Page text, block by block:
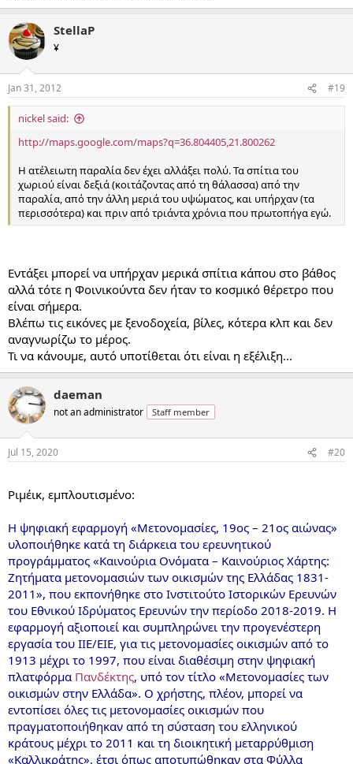
StellaP
¥
Jan 31, 2012 #19
nickel said:
http://maps.google.com/maps?q=36.804405,21.800262
Η ατέλειωτη παραλία δεν έχει αλλάξει πολύ. Τα σπίτια του
χωριού είναι δεξιά (κοιτάζοντας από τη θάλασσα) από την
παραλία, από την άλλη μεριά του υψώματος, και υπήρχαν (τα
περισσότερα) και πριν από τριάντα χρόνια που πρωτοπήγα εγώ.
Εντάξει μπορεί να υπήρχαν μερικά σπίτια κάπου στο βάθος
αλλά τότε η Φοινικούντα δεν ήταν το κοσμικό θέρετρο που
είναι σήμερα.
Βλέπω τις εικόνες με ξενοδοχεία, βίλες, κότερα κλπ και δεν
αναγνωρίζω το μέρος.
Τι να κάνουμε, αυτό υποτίθεται ότι είναι η εξέλιξη...
daeman
not an administrator Staff member
Jul 15, 2020 #20
Ριμέικ, εμπλουτισμένο:
Η ψηφιακή εφαρμογή «Μετονομασίες, 19ος – 21ος αιώνας»
υλοποιήθηκε κατά τη διάρκεια του ερευνητικού
προγράμματος «Καινούρια Ονόματα – Καινούριος Χάρτης:
Ζητήματα μετονομασιών των οικισμών της Ελλάδας 1831-
2011», που εκπονήθηκε στο Ινστιτούτο Ιστορικών Ερευνών
του Εθνικού Ιδρύματος Ερευνών την περίοδο 2018-2019. Η
εφαρμογή αξιοποιεί και συμπληρώνει την προγενέστερη
εργασία του ΙΙΕ/ΕΙΕ, για τις μετονομασίες οικισμών από το
1913 μέχρι το 1997, που είναι διαθέσιμη στην ψηφιακή
πλατφόρμα Πανδέκτης, υπό τον τίτλο «Μετονομασίες των
οικισμών στην Ελλάδα». Ο χρήστης, πλέον, μπορεί να
εντοπίσει όλες τις μετονομασίες οικισμών που
πραγματοποιήθηκαν από τη σύσταση του ελληνικού
κράτους μέχρι το 2011 και τη διοικητική μεταρρύθμιση
«Καλλικράτης», έτσι όπως αποτυπώθηκαν στα Φύλλα